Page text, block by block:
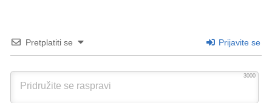
Pretplatiti se Prijavite se
3000